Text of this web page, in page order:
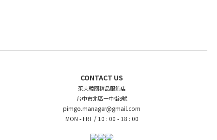
CONTACT US
茱茉韓國精品服飾店
台中市北區一中街8號
pimgo.manager@gmail.com
MON - FRI / 10 : 00 - 18 : 00